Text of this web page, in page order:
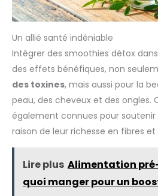
Un allié santé indéniable
Intégrer des smoothies détox
des effets bénéfiques, non
des toxines, mais aussi pour la
peau, des cheveux et des ongles.
également connues pour
raison de leur richesse en fibres
Lire plus Alimentation
quoi manger pour un